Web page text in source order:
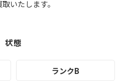
いたします。
状態
ランクB